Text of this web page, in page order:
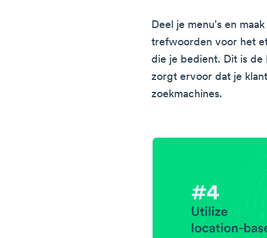
Deel je menu's en
trefwoorden voor het
die je bedient. Dit is de
zorgt ervoor dat je
zoekmachines.